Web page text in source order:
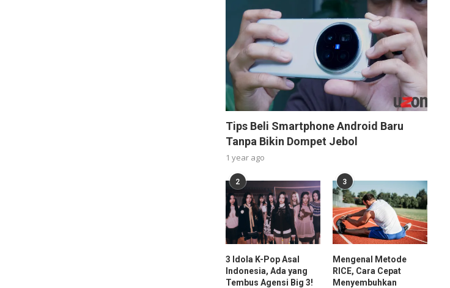
Tips Beli Smartphone Android Baru
Tanpa Bikin Dompet Jebol
1 year ago
2
3 Idola K-Pop Asal
Indonesia, Ada yang
Tembus Agensi Big 3!
3
Mengenal Metode
RICE, Cara Cepat
Menyembuhkan